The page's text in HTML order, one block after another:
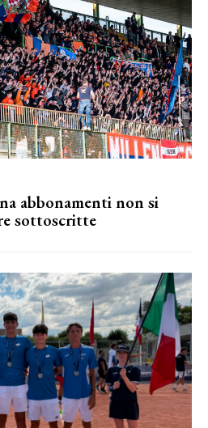
abbonamenti non si
sottoscritte